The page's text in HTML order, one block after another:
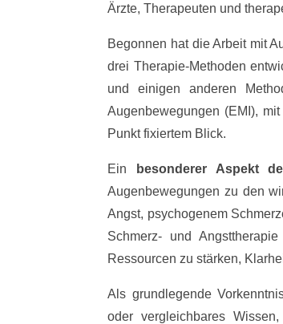
Ärzte, Therapeuten und
Begonnen hat die Arbeit mit
drei Therapie-Methoden
und einigen anderen
Augenbewegungen (EMI),
Punkt fixiertem Blick.
Ein besonderer Aspekt
Augenbewegungen zu den
Angst, psychogenem
Schmerz- und
Ressourcen zu stärken,
Als grundlegende
oder vergleichbares